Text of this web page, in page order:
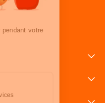
de
accompagner pendant votre
produits et services